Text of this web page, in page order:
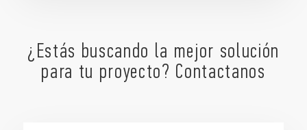
¿Estás buscando la mejor solución
para tu proyecto? Contactanos